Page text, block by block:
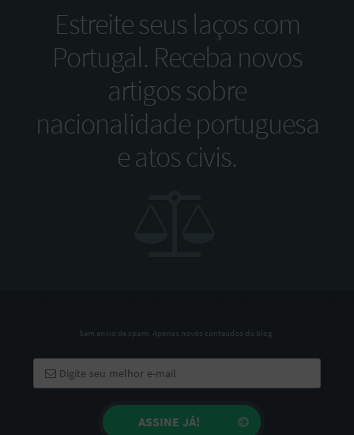
Estreite seus laços com
Portugal. Receba novos
artigos sobre
nacionalidade portuguesa
e atos civis.
Sem envio de spam. Apenas novos conteúdos do blog.